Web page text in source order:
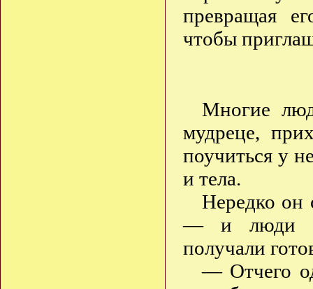
превращая
чтобы
Многие
мудреце,
поучиться у
и тела.
Нередко он
— и люди
получали
— Отчего